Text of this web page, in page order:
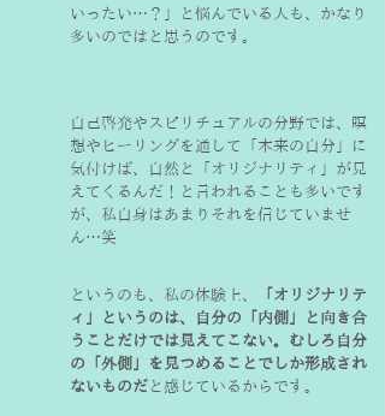
いったい…？」と悩んでいる人も、かなり
多いのではと思うのです。
自己啓発やスピリチュアルの分野では、瞑
想やヒーリングを通して「本来の自分」に
気付けば、自然と「オリジナリティ」が見
えてくるんだ！と言われることも多いです
が、私自身はあまりそれを信じていませ
ん…笑
というのも、私の体験上、
「オリジナリテ
ィ」というのは、自分の「内側」と向き合
うことだけでは見えてこない。むしろ自分
の「外側」を見つめることでしか形成され
ないものだ と感じているからです。